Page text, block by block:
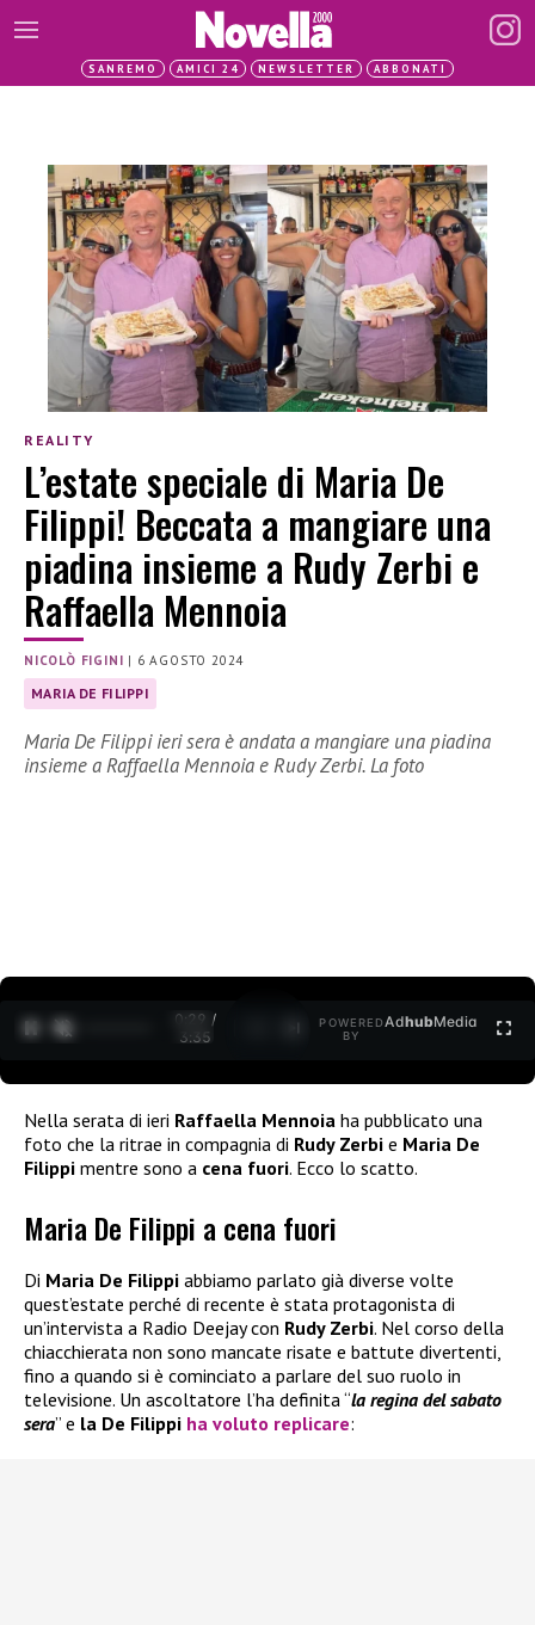
SANREMO AMICI 24 NEWSLETTER ABBONATI
REALITY
L’estate speciale di Maria De
Filippi! Beccata a mangiare una
piadina insieme a Rudy Zerbi e
Raffaella Mennoia
NICOLÒ FIGINI | 6 AGOSTO 2024
MARIA DE FILIPPI
Maria De Filippi ieri sera è andata a mangiare una piadina
insieme a Raffaella Mennoia e Rudy Zerbi. La foto
0:30 /
3:35
POWERED
BY
AdhubMedia
Nella serata di ieri Raffaella Mennoia ha pubblicato una
foto che la ritrae in compagnia di Rudy Zerbi e Maria De
Filippi mentre sono a cena fuori. Ecco lo scatto.
Maria De Filippi a cena fuori
Di Maria De Filippi abbiamo parlato già diverse volte
quest’estate perché di recente è stata protagonista di
un’intervista a Radio Deejay con Rudy Zerbi. Nel corso della
chiacchierata non sono mancate risate e battute divertenti,
fino a quando si è cominciato a parlare del suo ruolo in
televisione. Un ascoltatore l’ha definita “la regina del sabato
sera” e la De Filippi ha voluto replicare: